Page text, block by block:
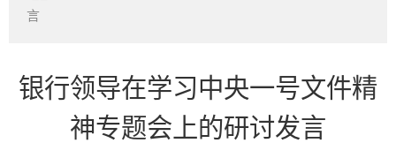
言
银行领导在学习中央一号文件精
神专题会上的研讨发言